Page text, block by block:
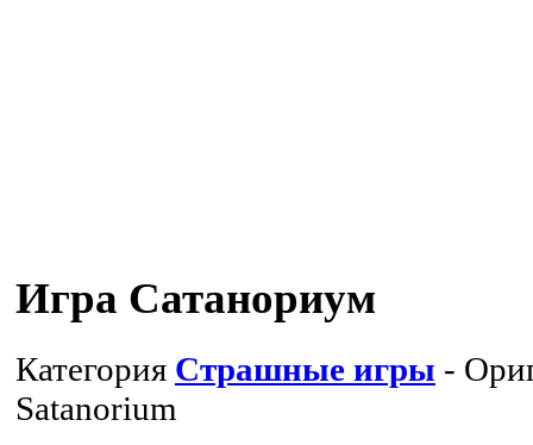
Игра Сатанориум
Категория Страшные игры -
Satanorium